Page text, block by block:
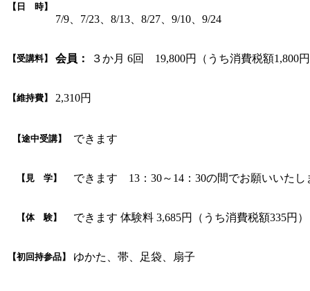
【日 時】
7/9、7/23、8/13、8/27、9/10、9/24
【受講料】 会員： ３か月 6回 19,800円（うち消費税額1,800
【維持費】 2,310円
【途中受講】 できます
【見 学】 できます 13：30～14：30の間でお願いいたし
【体 験】 できます 体験料 3,685円（うち消費税額335円）
【初回持参品】 ゆかた、帯、足袋、扇子